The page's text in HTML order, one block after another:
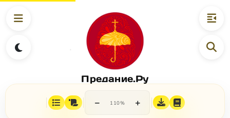
Предание.Ру
− 110% +